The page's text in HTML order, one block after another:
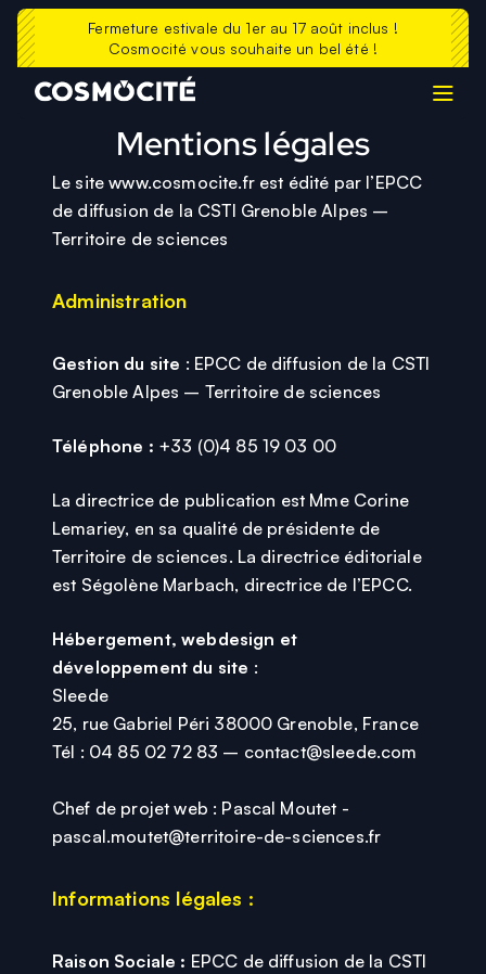
Fermeture estivale du 1er au 17 août inclus !
Cosmocité vous souhaite un bel été !
La Casemate
Echosciences
Contacts
Prolonger sa visite
Mentions légales
Le site www.cosmocite.fr est édité par l’EPCC
de diffusion de la CSTI Grenoble Alpes –
Territoire de sciences
Administration
Gestion du site : EPCC de diffusion de la CSTI
Grenoble Alpes – Territoire de sciences
Téléphone : +33 (0)4 85 19 03 00
La directrice de publication est Mme Corine
Lemariey, en sa qualité de présidente de
Territoire de sciences. La directrice éditoriale
est Ségolène Marbach, directrice de l’EPCC.
Hébergement, webdesign et
développement du site :
Sleede
25, rue Gabriel Péri 38000 Grenoble, France
Tél : 04 85 02 72 83 – contact@sleede.com
Chef de projet web : Pascal Moutet -
pascal.moutet@territoire-de-sciences.fr
Informations légales :
Raison Sociale : EPCC de diffusion de la CSTI